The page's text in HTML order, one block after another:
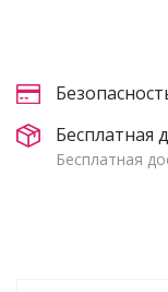
Бесплатная
Бесплатная